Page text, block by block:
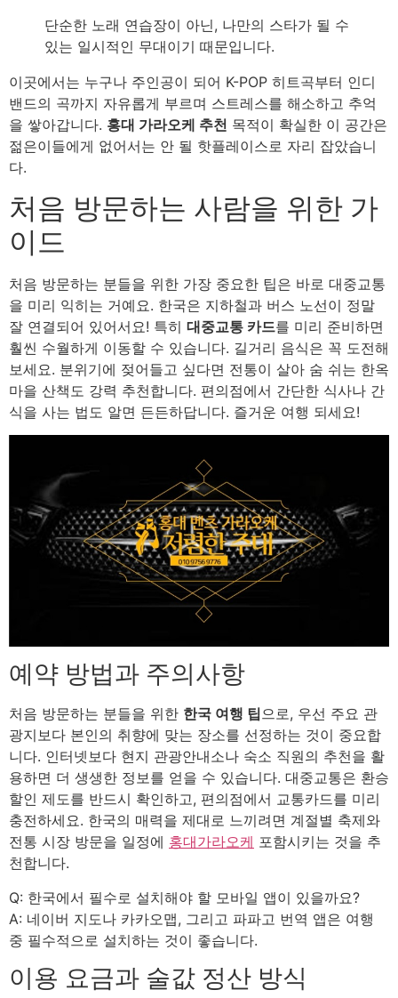
단순한 노래 연습장이 아닌, 나만의 스타가 될 수
있는 일시적인 무대이기 때문입니다.
이곳에서는 누구나 주인공이 되어 K-POP 히트곡부터 인디
밴드의 곡까지 자유롭게 부르며 스트레스를 해소하고 추억
을 쌓아갑니다. 홍대 가라오케 추천 목적이 확실한 이 공간은
젊은이들에게 없어서는 안 될 핫플레이스로 자리 잡았습니
다.
처음 방문하는 사람을 위한 가
이드
처음 방문하는 분들을 위한 가장 중요한 팁은 바로 대중교통
을 미리 익히는 거예요. 한국은 지하철과 버스 노선이 정말
잘 연결되어 있어서요! 특히 대중교통 카드를 미리 준비하면
훨씬 수월하게 이동할 수 있습니다. 길거리 음식은 꼭 도전해
보세요. 분위기에 젖어들고 싶다면 전통이 살아 숨 쉬는 한옥
마을 산책도 강력 추천합니다. 편의점에서 간단한 식사나 간
식을 사는 법도 알면 든든하답니다. 즐거운 여행 되세요!
예약 방법과 주의사항
처음 방문하는 분들을 위한 한국 여행 팁으로, 우선 주요 관
광지보다 본인의 취향에 맞는 장소를 선정하는 것이 중요합
니다. 인터넷보다 현지 관광안내소나 숙소 직원의 추천을 활
용하면 더 생생한 정보를 얻을 수 있습니다. 대중교통은 환승
할인 제도를 반드시 확인하고, 편의점에서 교통카드를 미리
충전하세요. 한국의 매력을 제대로 느끼려면 계절별 축제와
전통 시장 방문을 일정에 홍대가라오케 포함시키는 것을 추
천합니다.
Q: 한국에서 필수로 설치해야 할 모바일 앱이 있을까요?
A: 네이버 지도나 카카오맵, 그리고 파파고 번역 앱은 여행
중 필수적으로 설치하는 것이 좋습니다.
이용 요금과 술값 정산 방식